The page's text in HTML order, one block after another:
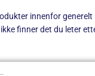
innenfor
finner det du leter